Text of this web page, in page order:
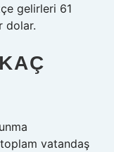
gelirleri 61
dolar.
vatandaş